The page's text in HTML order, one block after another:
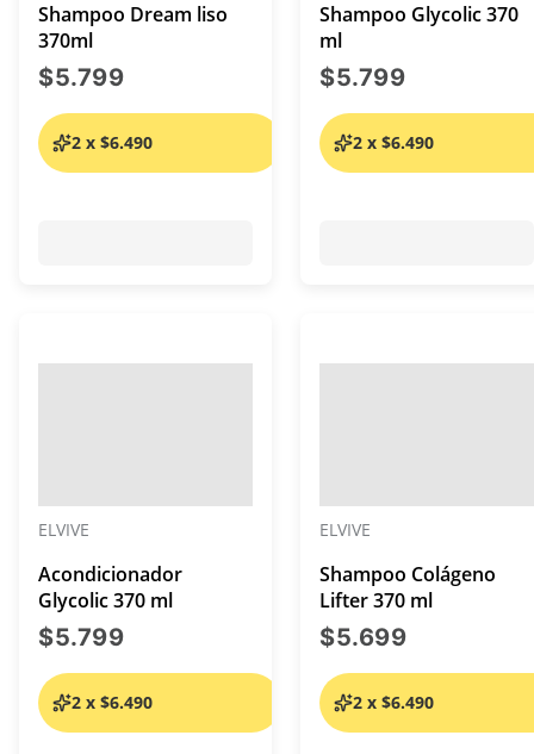
Shampoo Dream liso
370ml
$5.799precio actual $5.799
2 x $6.490
Shampoo Glycolic 370
ml
$5.799precio
2 x $6.490
ELVIVE
Acondicionador
Glycolic 370 ml
$5.799precio actual $5.799
2 x $6.490
ELVIVE
Shampoo Colágeno
Lifter 370 ml
$5.699precio
2 x $6.490